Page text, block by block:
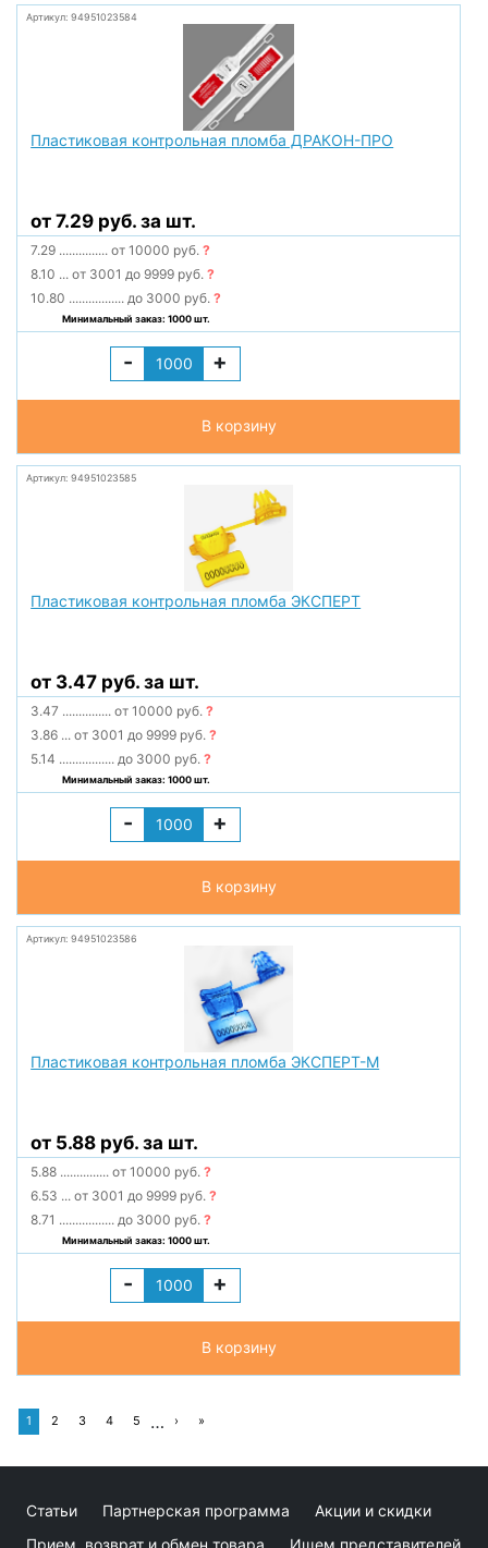
Артикул: 94951023584
Пластиковая контрольная пломба ДРАКОН-ПРО
от 7.29 руб. за шт.
7.29 ............... от 10000 руб.?
8.10 ... от 3001 до 9999 руб.?
10.80 ................. до 3000 руб.?
Минимальный заказ: 1000 шт.
- +
В корзину
Артикул: 94951023585
Пластиковая контрольная пломба ЭКСПЕРТ
от 3.47 руб. за шт.
3.47 ............... от 10000 руб.?
3.86 ... от 3001 до 9999 руб.?
5.14 ................. до 3000 руб.?
Минимальный заказ: 1000 шт.
- +
В корзину
Артикул: 94951023586
Пластиковая контрольная пломба ЭКСПЕРТ-М
от 5.88 руб. за шт.
5.88 ............... от 10000 руб.?
6.53 ... от 3001 до 9999 руб.?
8.71 ................. до 3000 руб.?
Минимальный заказ: 1000 шт.
- +
В корзину
1 2 3 4 5 … › »
Статьи Партнерская программа
Акции и скидки